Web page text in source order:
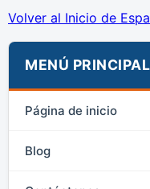
Volver al Inicio de
MENÚ
Página de inicio
Blog